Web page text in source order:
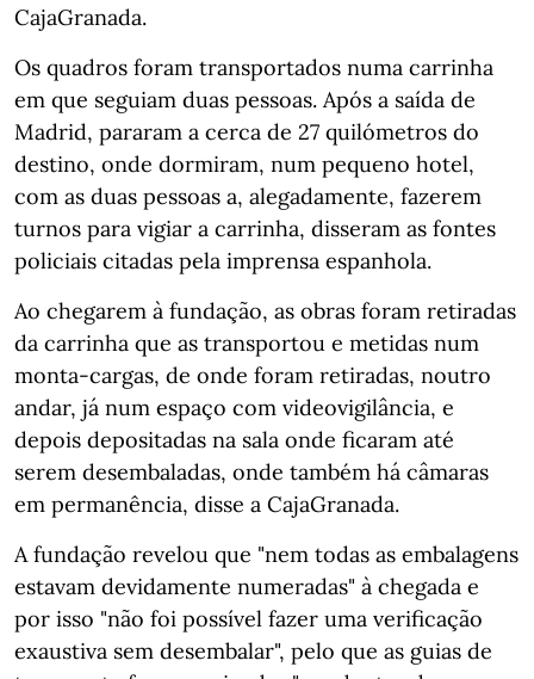
CajaGranada.
Os quadros foram transportados numa carrinha
em que seguiam duas pessoas. Após a saída de
Madrid, pararam a cerca de 27 quilómetros do
destino, onde dormiram, num pequeno hotel,
com as duas pessoas a, alegadamente, fazerem
turnos para vigiar a carrinha, disseram as fontes
policiais citadas pela imprensa espanhola.
Ao chegarem à fundação, as obras foram retiradas
da carrinha que as transportou e metidas num
monta-cargas, de onde foram retiradas, noutro
andar, já num espaço com videovigilância, e
depois depositadas na sala onde ficaram até
serem desembaladas, onde também há câmaras
em permanência, disse a CajaGranada.
A fundação revelou que "nem todas as embalagens
estavam devidamente numeradas" à chegada e
por isso "não foi possível fazer uma verificação
exaustiva sem desembalar", pelo que as guias de